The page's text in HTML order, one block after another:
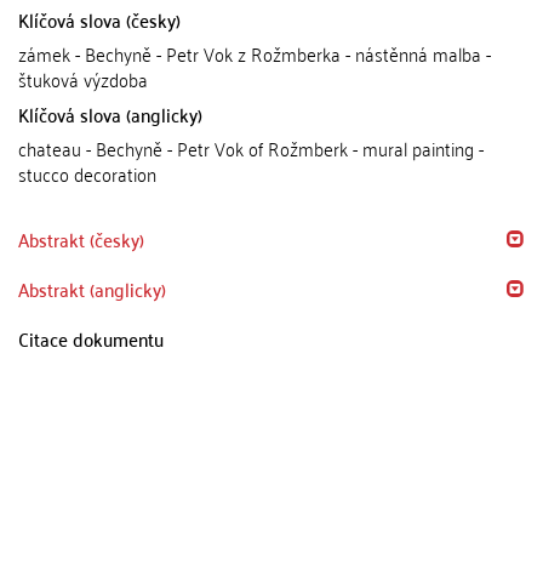
Klíčová slova (česky)
zámek - Bechyně - Petr Vok z Rožmberka - nástěnná malba -
štuková výzdoba
Klíčová slova (anglicky)
chateau - Bechyně - Petr Vok of Rožmberk - mural painting -
stucco decoration
Abstrakt (česky)
Abstrakt (anglicky)
Citace dokumentu